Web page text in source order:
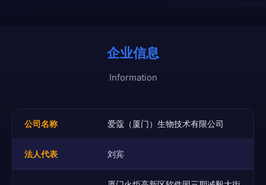
企业信息
Information
公司名称 爱蔻（厦门）生物技术有限公司
法人代表 刘宾